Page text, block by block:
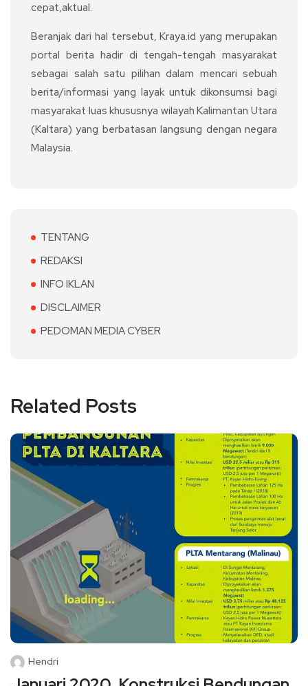
cepat,aktual.
Beranjak dari hal tersebut, Kraya.id yang merupakan
portal berita hadir di tengah-tengah masyarakat
sebagai salah satu pilihan dalam mencari sebuah
berita/informasi yang layak untuk dikonsumsi bagi
masyarakat luas khususnya wilayah Kalimantan Utara
(Kaltara) yang berbatasan langsung dengan negara
Malaysia.
TENTANG
REDAKSI
INFO IKLAN
DISCLAIMER
PEDOMAN MEDIA CYBER
Related Posts
Hendri